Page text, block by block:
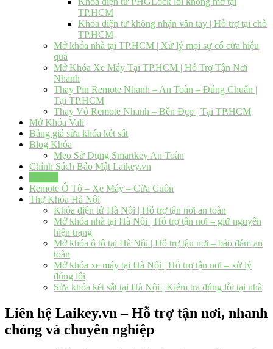
TP.HCM
Khóa điện tử không nhận vân tay | Hỗ trợ tại chỗ
TP.HCM
Mở khóa nhà tại TP.HCM | Xử lý mọi sự cố cửa hiệu
quả
Mở Khóa Xe Máy Tại TP.HCM | Hỗ Trợ Tận Nơi
Nhanh
Thay Pin Remote Nhanh – An Toàn – Đúng Chuẩn |
Tại TP.HCM
Thay Vỏ Remote Nhanh – Bền Đẹp | Tại TP.HCM
Mở Khóa Vali
Bảng giá sửa khóa két sắt
Blog Khóa
Mẹo Sử Dụng Smartkey An Toàn
Chính Sách Bảo Mật Laikey.vn
Remote Ô Tô – Xe Máy – Cửa Cuốn
Thợ Khóa Hà Nội
Khóa điện tử Hà Nội | Hỗ trợ tận nơi an toàn
Mở khóa nhà tại Hà Nội | Hỗ trợ tận nơi – giữ nguyên
hiện trạng
Mở khóa ô tô tại Hà Nội | Hỗ trợ tận nơi – bảo đảm an
toàn
Mở khóa xe máy tại Hà Nội | Hỗ trợ tận nơi – xử lý
đúng lỗi
Sửa khóa két sắt tại Hà Nội | Kiểm tra đúng lỗi tại nhà
Liên hệ Laikey.vn – Hỗ trợ tận nơi, nhanh
chóng và chuyên nghiệp